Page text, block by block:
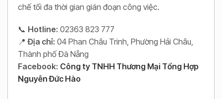
chế tối đa thời gian gián đoạn công việc.
📞 Hotline: 02363 823 777
📍Địa chỉ: 04 Phan Châu Trinh, Phường Hải Châu,
Thành phố Đà Nẵng
Facebook: Công ty TNHH Thương Mại Tổng Hợp
Nguyễn Đức Hào